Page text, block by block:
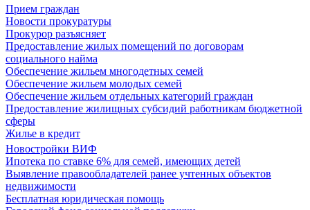
Прием граждан
Новости прокуратуры
Прокурор разъясняет
Предоставление жилых помещений по договорам
социального найма
Обеспечение жильем многодетных семей
Обеспечение жильем молодых семей
Обеспечение жильем отдельных категорий граждан
Предоставление жилищных субсидий работникам бюджетной
сферы
Жилье в кредит
Новостройки ВИФ
Ипотека по ставке 6% для семей, имеющих детей
Выявление правообладателей ранее учтенных объектов
недвижимости
Бесплатная юридическая помощь